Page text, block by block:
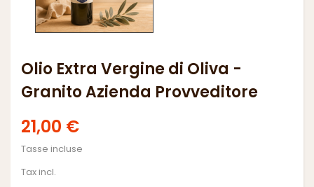
Olio Extra Vergine di Oliva -
Granito Azienda Provveditore
21,00 €
Tasse incluse
Tax incl.